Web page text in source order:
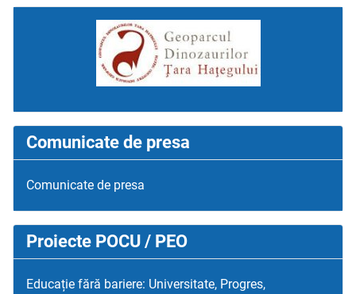
Comunicate de presa
Comunicate de presa
Proiecte POCU / PEO
Educație fără bariere: Universitate, Progres,